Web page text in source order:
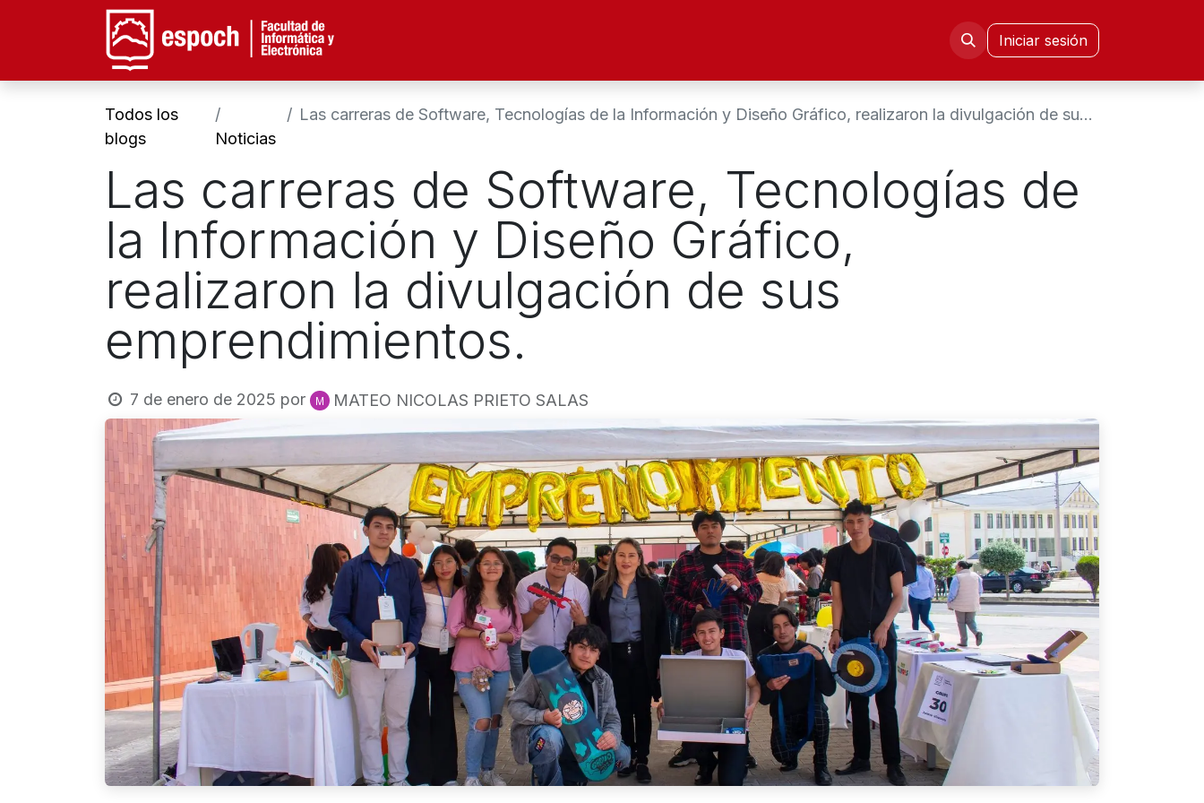
Congresos CISETDIniciar sesión
Todos los
blogs
Noticias
Las carreras de Software, Tecnologías de la Información y Diseño Gráfico, realizaron la divulgación de sus emprendimientos.
Las carreras de Software, Tecnologías de
la Información y Diseño Gráfico,
realizaron la divulgación de sus
emprendimientos.
7 de enero de 2025 por MATEO NICOLAS PRIETO SALAS